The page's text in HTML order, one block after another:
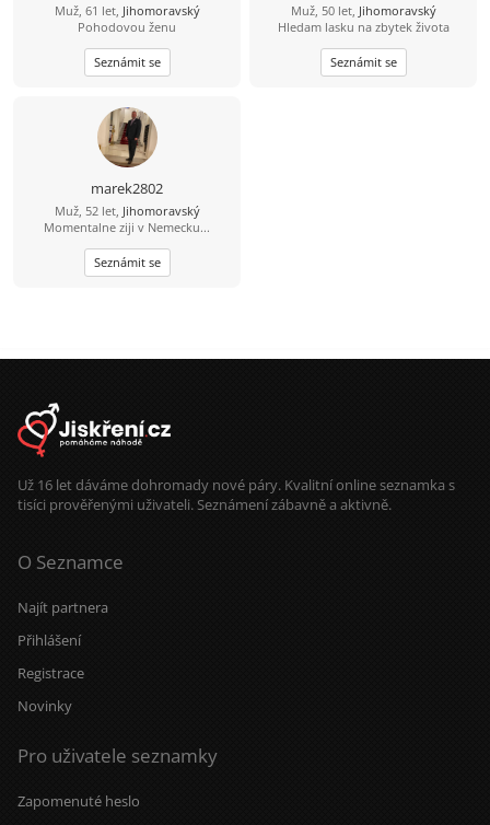
Muž, 61 let, Jihomoravský
Pohodovou ženu
Seznámit se
Muž, 50 let, Jihomoravský
Hledam lasku na zbytek života
Seznámit se
marek2802
Muž, 52 let, Jihomoravský
Momentalne ziji v Nemecku...
Seznámit se
Už 16 let dáváme dohromady nové páry. Kvalitní online seznamka s
tisíci prověřenými uživateli. Seznámení zábavně a aktivně.
O Seznamce
Najít partnera
Přihlášení
Registrace
Novinky
Pro uživatele seznamky
Zapomenuté heslo